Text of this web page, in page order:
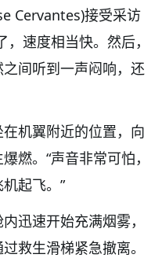
Cervantes)接受采访
速度相当快。然后，
间听到一声闷响，还
机翼附近的位置，向
燃。“声音非常可怕，
起飞。”
迅速开始充满烟雾，
救生滑梯紧急撤离。